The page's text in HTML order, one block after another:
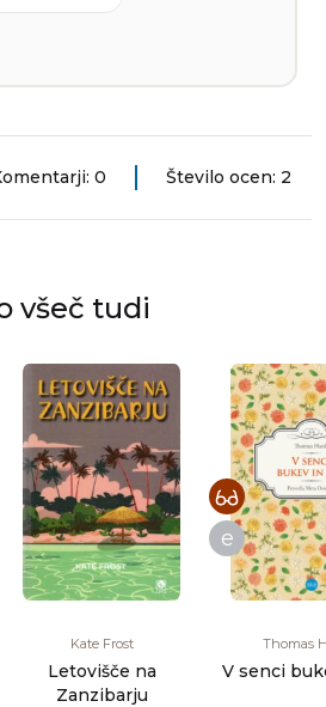
0 Število ocen: 2
všeč tudi
Kate Frost
Letovišče na
Zanzibarju
e
Thomas
V senci